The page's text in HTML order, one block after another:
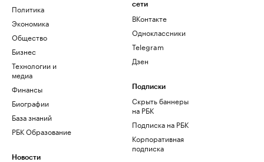
Политика
Экономика
Общество
Бизнес
Технологии и
медиа
Финансы
Биографии
База знаний
РБК Образование
Новости
сети
ВКонтакте
Одноклассники
Telegram
Дзен
Подписки
Скрыть баннеры
на РБК
Подписка на РБК
Корпоративная
подписка